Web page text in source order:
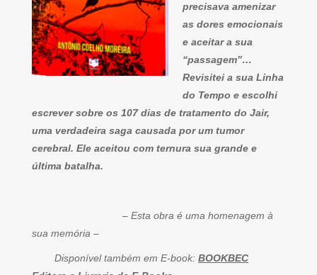
precisava amenizar
as dores emocionais
e aceitar a sua
“passagem”…
Revisitei a sua Linha
do Tempo e escolhi
escrever sobre os 107 dias de tratamento do Jair,
uma verdadeira saga causada por um tumor
cerebral. Ele aceitou com ternura sua grande e
última batalha.
– Esta obra é uma homenagem à
sua memória –
Disponível também em E-book: BOOKBEC